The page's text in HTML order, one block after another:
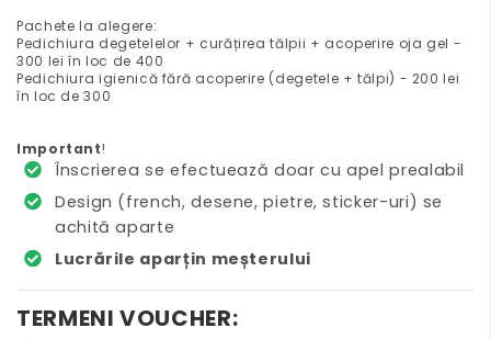
Pachete la alegere:
Pedichiura degetelelor + curățirea tălpii + acoperire oja gel -
300 lei în loc de 400
Pedichiura igienică fără acoperire (degetele + tălpi) - 200 lei
în loc de 300
Important!
Înscrierea se efectuează doar cu apel prealabil
Design (french, desene, pietre, sticker-uri) se
achită aparte
Lucrările aparțin meșterului
TERMENI VOUCHER: